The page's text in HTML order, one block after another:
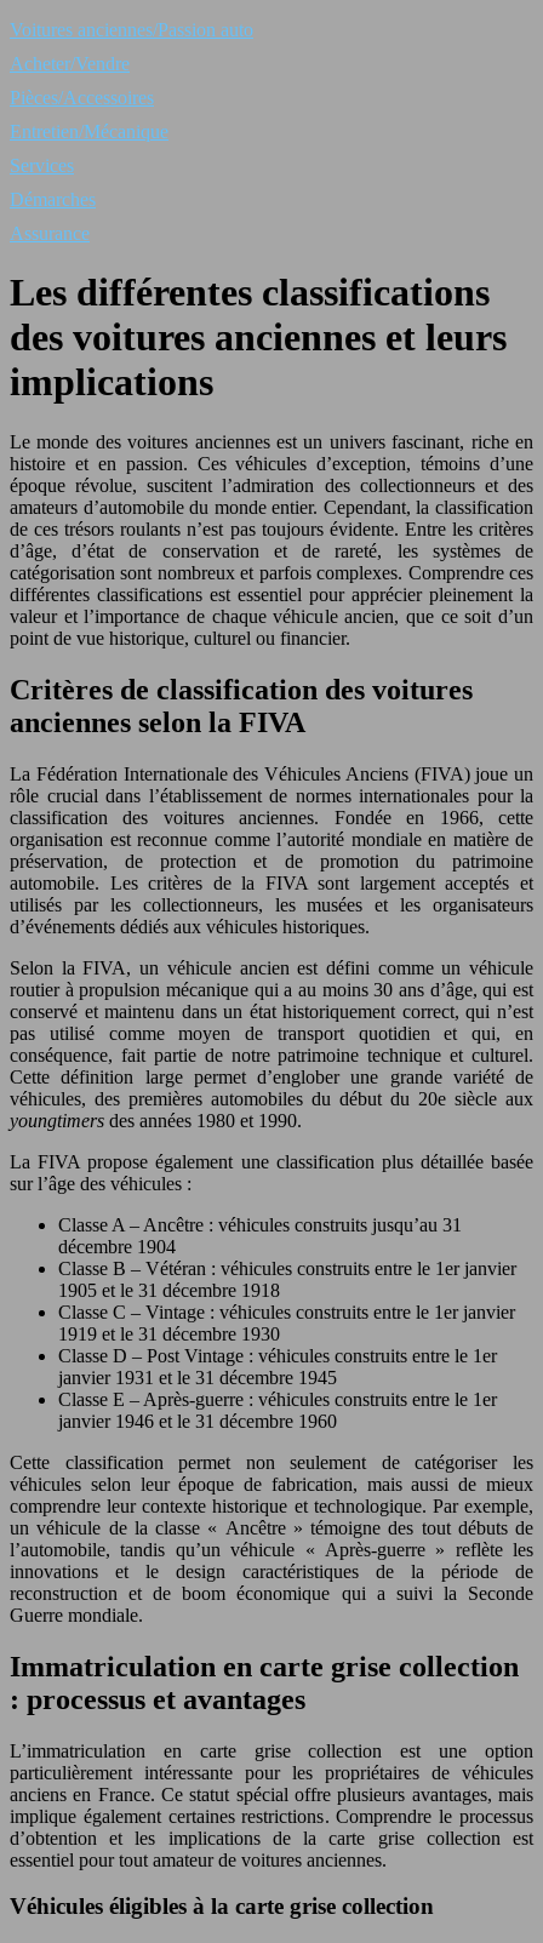
Voitures anciennes/Passion auto
Acheter/Vendre
Pièces/Accessoires
Entretien/Mécanique
Services
Démarches
Assurance
Les différentes classifications
des voitures anciennes et leurs
implications
Le monde des voitures anciennes est un univers fascinant, riche en
histoire et en passion. Ces véhicules d’exception, témoins d’une
époque révolue, suscitent l’admiration des collectionneurs et des
amateurs d’automobile du monde entier. Cependant, la classification
de ces trésors roulants n’est pas toujours évidente. Entre les critères
d’âge, d’état de conservation et de rareté, les systèmes de
catégorisation sont nombreux et parfois complexes. Comprendre ces
différentes classifications est essentiel pour apprécier pleinement la
valeur et l’importance de chaque véhicule ancien, que ce soit d’un
point de vue historique, culturel ou financier.
Critères de classification des voitures
anciennes selon la FIVA
La Fédération Internationale des Véhicules Anciens (FIVA) joue un
rôle crucial dans l’établissement de normes internationales pour la
classification des voitures anciennes. Fondée en 1966, cette
organisation est reconnue comme l’autorité mondiale en matière de
préservation, de protection et de promotion du patrimoine
automobile. Les critères de la FIVA sont largement acceptés et
utilisés par les collectionneurs, les musées et les organisateurs
d’événements dédiés aux véhicules historiques.
Selon la FIVA, un véhicule ancien est défini comme un véhicule
routier à propulsion mécanique qui a au moins 30 ans d’âge, qui est
conservé et maintenu dans un état historiquement correct, qui n’est
pas utilisé comme moyen de transport quotidien et qui, en
conséquence, fait partie de notre patrimoine technique et culturel.
Cette définition large permet d’englober une grande variété de
véhicules, des premières automobiles du début du 20e siècle aux
youngtimers des années 1980 et 1990.
La FIVA propose également une classification plus détaillée basée
sur l’âge des véhicules :
Classe A – Ancêtre : véhicules construits jusqu’au 31
décembre 1904
Classe B – Vétéran : véhicules construits entre le 1er janvier
1905 et le 31 décembre 1918
Classe C – Vintage : véhicules construits entre le 1er janvier
1919 et le 31 décembre 1930
Classe D – Post Vintage : véhicules construits entre le 1er
janvier 1931 et le 31 décembre 1945
Classe E – Après-guerre : véhicules construits entre le 1er
janvier 1946 et le 31 décembre 1960
Cette classification permet non seulement de catégoriser les
véhicules selon leur époque de fabrication, mais aussi de mieux
comprendre leur contexte historique et technologique. Par exemple,
un véhicule de la classe « Ancêtre » témoigne des tout débuts de
l’automobile, tandis qu’un véhicule « Après-guerre » reflète les
innovations et le design caractéristiques de la période de
reconstruction et de boom économique qui a suivi la Seconde
Guerre mondiale.
Immatriculation en carte grise collection
: processus et avantages
L’immatriculation en carte grise collection est une option
particulièrement intéressante pour les propriétaires de véhicules
anciens en France. Ce statut spécial offre plusieurs avantages, mais
implique également certaines restrictions. Comprendre le processus
d’obtention et les implications de la carte grise collection est
essentiel pour tout amateur de voitures anciennes.
Véhicules éligibles à la carte grise collection